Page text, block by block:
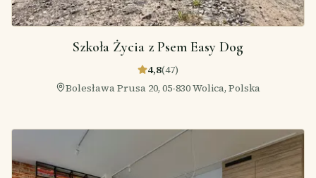
Szkoła Życia z Psem Easy Dog
4,8(47)
Bolesława Prusa 20, 05-830 Wolica, Polska